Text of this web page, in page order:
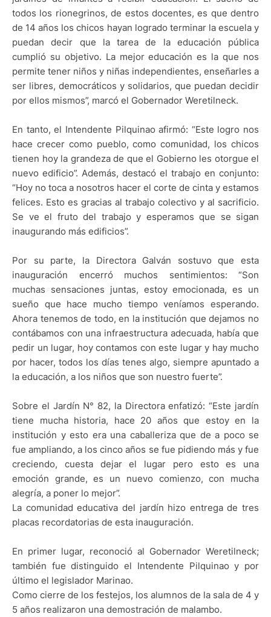
todos los rionegrinos, de estos docentes, es que dentro
de 14 años los chicos hayan logrado terminar la escuela y
puedan decir que la tarea de la educación pública
cumplió su objetivo. La mejor educación es la que nos
permite tener niños y niñas independientes, enseñarles a
ser libres, democráticos y solidarios, que puedan decidir
por ellos mismos”, marcó el Gobernador Weretilneck.
En tanto, el Intendente Pilquinao afirmó: “Este logro nos
hace crecer como pueblo, como comunidad, los chicos
tienen hoy la grandeza de que el Gobierno les otorgue el
nuevo edificio”. Además, destacó el trabajo en conjunto:
“Hoy no toca a nosotros hacer el corte de cinta y estamos
felices. Esto es gracias al trabajo colectivo y al sacrificio.
Se ve el fruto del trabajo y esperamos que se sigan
inaugurando más edificios”.
Por su parte, la Directora Galván sostuvo que esta
inauguración encerró muchos sentimientos: “Son
muchas sensaciones juntas, estoy emocionada, es un
sueño que hace mucho tiempo veníamos esperando.
Ahora tenemos de todo, en la institución que dejamos no
contábamos con una infraestructura adecuada, había que
pedir un lugar, hoy contamos con este lugar y hay mucho
por hacer, todos los días tenes algo, siempre apuntado a
la educación, a los niños que son nuestro fuerte”.
Sobre el Jardín N° 82, la Directora enfatizó: “Este jardín
tiene mucha historia, hace 20 años que estoy en la
institución y esto era una caballeriza que de a poco se
fue ampliando, a los cinco años se fue pidiendo más y fue
creciendo, cuesta dejar el lugar pero esto es una
emoción grande, es un nuevo comienzo, con mucha
alegría, a poner lo mejor”.
La comunidad educativa del jardín hizo entrega de tres
placas recordatorias de esta inauguración.
En primer lugar, reconoció al Gobernador Weretilneck;
también fue distinguido el Intendente Pilquinao y por
último el legislador Marinao.
Como cierre de los festejos, los alumnos de la sala de 4 y
5 años realizaron una demostración de malambo.